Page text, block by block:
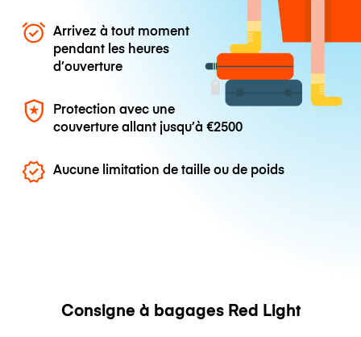
Arrivez à tout moment
pendant les heures
d’ouverture
Protection avec une
couverture allant jusqu’à€2500
Aucune limitation de taille ou de poids
Consigne à bagages Red Light